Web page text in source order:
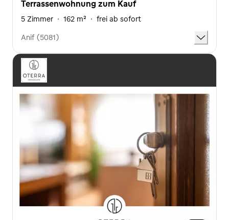
Terrassenwohnung zum Kauf
5 Zimmer · 162 m² · frei ab sofort
Anif (5081)